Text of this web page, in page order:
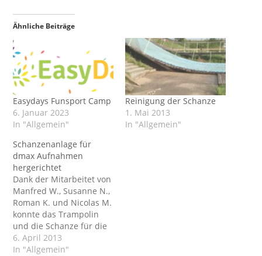
Ähnliche Beiträge
Easydays Funsport Camp
6. Januar 2023
In "Allgemein"
Reinigung der Schanze
1. Mai 2013
In "Allgemein"
Schanzenanlage für
dmax Aufnahmen
hergerichtet
Dank der Mitarbeitet von
Manfred W., Susanne N.,
Roman K. und Nicolas M.
konnte das Trampolin
und die Schanze für die
heutigen Aufnahmen
hergerichtet werden.
6. April 2013
In "Allgemein"